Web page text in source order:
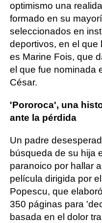
optimismo una
formado en su
seleccionados en
deportivos, en el que
es Marine Fois, que
el que fue nominada
César.
'Pororoca', una
ante la pérdida
Un padre
búsqueda de su hija
paranoico por hallar
película dirigida por
Popescu, que
350 páginas para
basada en el dolor